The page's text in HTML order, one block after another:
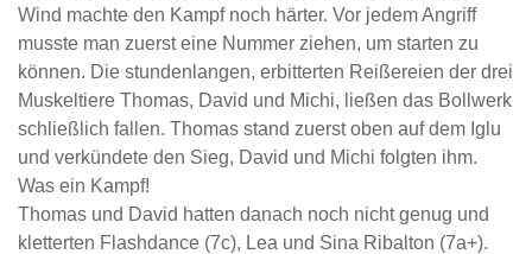
Wind machte den Kampf noch härter. Vor jedem Angriff
musste man zuerst eine Nummer ziehen, um starten zu
können. Die stundenlangen, erbitterten Reißereien der drei
Muskeltiere Thomas, David und Michi, ließen das Bollwerk
schließlich fallen. Thomas stand zuerst oben auf dem Iglu
und verkündete den Sieg, David und Michi folgten ihm.
Was ein Kampf!
Thomas und David hatten danach noch nicht genug und
kletterten Flashdance (7c), Lea und Sina Ribalton (7a+).